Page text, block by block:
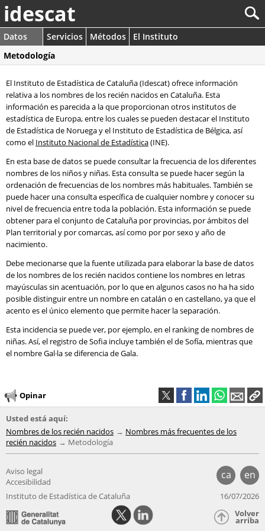
idescat
Datos Servicios Métodos
El Instituto
Metodología
El Instituto de Estadística de Cataluña (Idescat) ofrece información
relativa a los nombres de los recién nacidos en Cataluña. Esta
información es parecida a la que proporcionan otros institutos de
estadística de Europa, entre los cuales se pueden destacar el Instituto
de Estadística de Noruega y el Instituto de Estadística de Bélgica, así
como el Instituto Nacional de Estadística(INE).
En esta base de datos se puede consultar la frecuencia de los diferentes
nombres de los niños y niñas. Esta consulta se puede hacer según la
ordenación de frecuencias de los nombres más habituales. También se
puede hacer una consulta específica de cualquier nombre y conocer su
nivel de frecuencia entre toda la población. Esta información se puede
obtener para el conjunto de Cataluña por provincias, por ámbitos del
Plan territorial y por comarcas, así como por por sexo y año de
nacimiento.
Debe mecionarse que la fuente utilizada para elaborar la base de datos
de los nombres de los recién nacidos contiene los nombres en letras
mayúsculas sin acentuación, por lo que en algunos casos no ha ha sido
posible distinguir entre un nombre en catalán o en castellano, ya que el
acento es el único elemento que permite hacer la separación.
Esta incidencia se puede ver, por ejemplo, en el ranking de nombres de
niñas. Así, el registro de Sofia incluye también el de Sofía, mientras que
el nombre Gal·la se diferencia de Gala.
Opinar
Usted está aquí:
Nombres de los recién nacidos
Nombres más frecuentes de los
recién nacidos
Metodología
ca en
Aviso legal
Accesibilidad
Instituto de Estadística de Cataluña
16/07/2026
Volver
arriba